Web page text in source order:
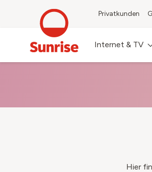
Privatkunden
Internet & TV
Hier